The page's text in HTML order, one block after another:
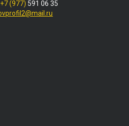
+7 (977) 591 06 35